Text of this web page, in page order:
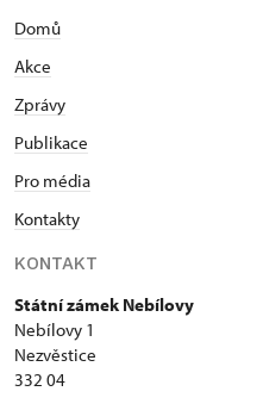
Domů
Akce
Zprávy
Publikace
Pro média
Kontakty
KONTAKT
Státní zámek Nebílovy
Nebílovy 1
Nezvěstice
332 04